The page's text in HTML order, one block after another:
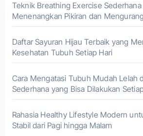
Teknik Breathing Exercise
Menenangkan Pikiran dan
Daftar Sayuran Hijau Terbaik yang
Kesehatan Tubuh Setiap Hari
Cara Mengatasi Tubuh Mudah Lelah
Sederhana yang Bisa Dilakukan
Rahasia Healthy Lifestyle Modern
Stabil dari Pagi hingga Malam